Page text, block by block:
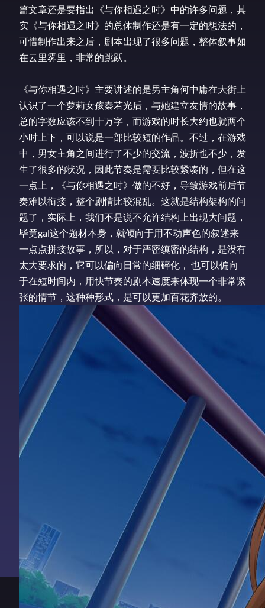
篇文章还是要指出《与你相遇之时》中的许多问题，其
实《与你相遇之时》的总体制作还是有一定的想法的，
可惜制作出来之后，剧本出现了很多问题，整体叙事如
在云里雾里，非常的跳跃。
《与你相遇之时》主要讲述的是男主角何中庸在大街上
认识了一个萝莉女孩秦若光后，与她建立友情的故事，
总的字数应该不到十万字，而游戏的时长大约也就两个
小时上下，可以说是一部比较短的作品。不过，在游戏
中，男女主角之间进行了不少的交流，波折也不少，发
生了很多的状况，因此节奏是需要比较紧凑的，但在这
一点上，《与你相遇之时》做的不好，导致游戏前后节
奏难以衔接，整个剧情比较混乱。这就是结构架构的问
题了，实际上，我们不是说不允许结构上出现大问题，
毕竟gal这个题材本身，就倾向于用不动声色的叙述来
一点点拼接故事，所以，对于严密缜密的结构，是没有
太大要求的，它可以偏向日常的细碎化， 也可以偏向
于在短时间内，用快节奏的剧本速度来体现一个非常紧
张的情节，这种种形式，是可以更加百花齐放的。